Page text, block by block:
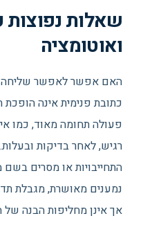
שאלות
ואוטומציה
האם אפשר לאפשר שליחה
כתובת פנימית אינה
פעולה תחומה מאוד, כמו
רגיש, לאחר בדיקות
התחייבויות או מסרים
נמענים מאושרת, מגבלת
אך אינן מחליפות הבנה